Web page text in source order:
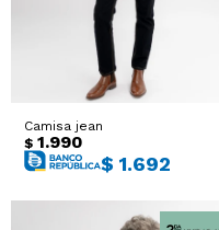
Camisa jean
$ 1.990
$ 1.692